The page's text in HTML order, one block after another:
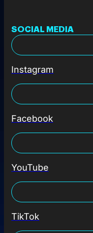
SOCIAL MEDIA
Instagram
Facebook
YouTube
TikTok